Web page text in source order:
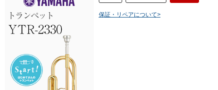
保証・リペアについて>